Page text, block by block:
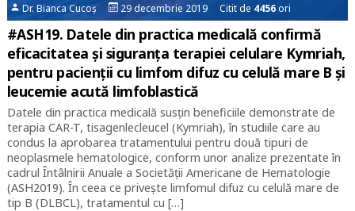
Dr. Bianca Cucoș 29 decembrie 2019 Citit de 4456ori
#ASH19. Datele din practica medicală confirmă
eficacitatea și siguranța terapiei celulare Kymriah,
pentru pacienții cu limfom difuz cu celulă mare B și
leucemie acută limfoblastică
Datele din practica medicală susțin beneficiile demonstrate de
terapia CAR-T, tisagenlecleucel (Kymriah), în studiile care au
condus la aprobarea tratamentului pentru două tipuri de
neoplasmele hematologice, conform unor analize prezentate în
cadrul Întâlnirii Anuale a Societății Americane de Hematologie
(ASH2019). În ceea ce privește limfomul difuz cu celulă mare de
tip B (DLBCL), tratamentul cu […]